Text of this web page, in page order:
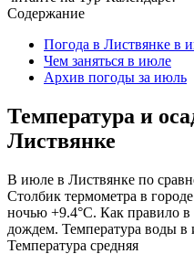
Содержание
Погода в Листвянке в
Чем заняться в июле
Архив погоды за июль
Температура и
Листвянке
В июле в Листвянке по
Столбик термометра в
ночью +9.4°C. Как правило
дождем. Температура воды в
Температура средняя